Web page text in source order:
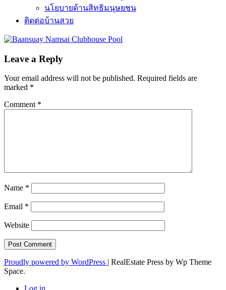
นโยบายด้านสิทธิมนุษยชน
ติดต่อบ้านสวย
Leave a Reply
Your email address will not be published. Required fields are
marked *
Comment *
Name *
Email *
Website
Proudly powered by WordPress | RealEstate Press by Wp Theme
Space.